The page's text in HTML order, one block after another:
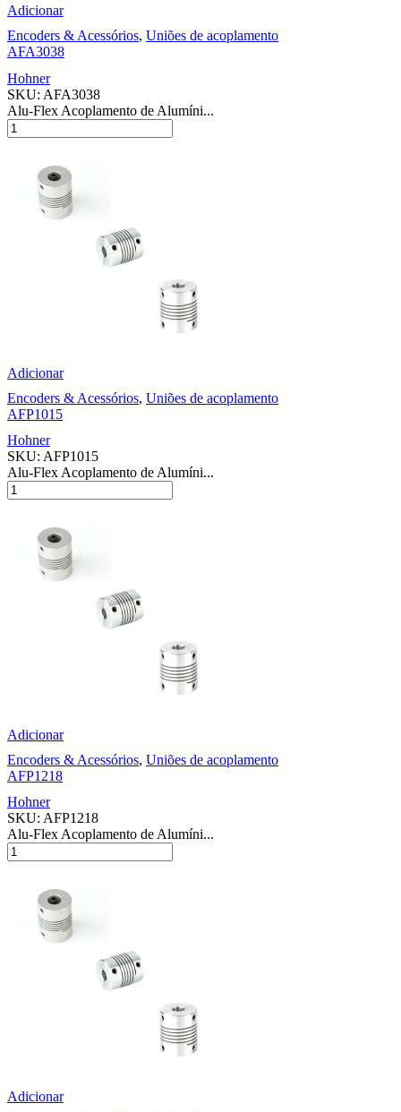
Adicionar
Encoders & Acessórios, Uniões de acoplamento
AFA3038
Hohner
SKU: AFA3038
Alu-Flex Acoplamento de Alumíni...
Adicionar
Encoders & Acessórios, Uniões de acoplamento
AFP1015
Hohner
SKU: AFP1015
Alu-Flex Acoplamento de Alumíni...
Adicionar
Encoders & Acessórios, Uniões de acoplamento
AFP1218
Hohner
SKU: AFP1218
Alu-Flex Acoplamento de Alumíni...
Adicionar